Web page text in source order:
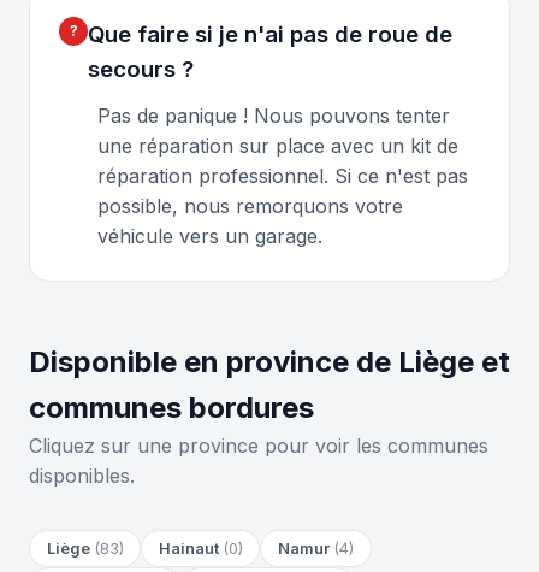
Que faire si je n'ai pas de roue de
secours ?
Pas de panique ! Nous pouvons tenter
une réparation sur place avec un kit de
réparation professionnel. Si ce n'est pas
possible, nous remorquons votre
véhicule vers un garage.
Disponible en province de Liège et
communes bordures
Cliquez sur une province pour voir les communes
disponibles.
Liège (83) Hainaut (0) Namur (4)